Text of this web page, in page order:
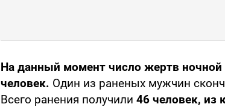
На данный момент число жертв ночной
человек. Один из раненых мужчин
Всего ранения получили 46 человек, из